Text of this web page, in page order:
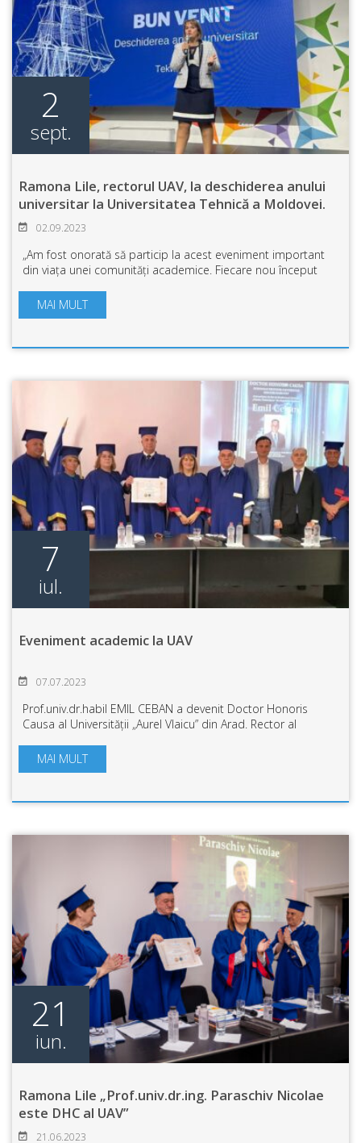
2
sept.
Ramona Lile, rectorul UAV, la deschiderea anului
universitar la Universitatea Tehnică a Moldovei.
02.09.2023
„Am fost onorată să particip la acest eveniment important
din viața unei comunități academice. Fiecare nou început
Universitatea Tehnică a Moldo...
MAI MULT
7
iul.
Eveniment academic la UAV
07.07.2023
Prof.univ.dr.habil EMIL CEBAN a devenit Doctor Honoris
Causa al Universității „Aurel Vlaicu” din Arad. Rector al
Testemițanu” din Republica Mold...
MAI MULT
21
iun.
Ramona Lile „Prof.univ.dr.ing. Paraschiv Nicolae
este DHC al UAV”
21.06.2023